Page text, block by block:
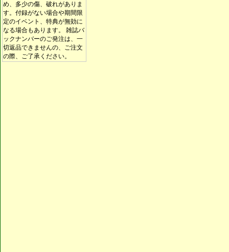
め、多少の傷、破れがありま
す。付録がない場合や期間限
定のイベント、特典が無効に
なる場合もあります。 雑誌バ
ックナンバーのご発注は、一
切返品できませんの、ご注文
の際、ご了承ください。